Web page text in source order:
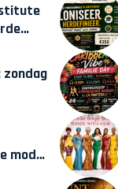
zondag
mode